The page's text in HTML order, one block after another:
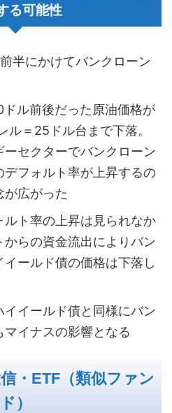
る可能性
半にかけてバンクローン
ドル前後だった原油価格が
ル＝25ドル台まで下落。
ーセクターでバンクローン
フォルト率が上昇するの
が広がった
ト率の上昇は見られなか
からの資金流出によりバン
ールド債の価格は下落し
イイールド債と同様にバン
イナスの影響となる
・ETF（類似ファン
ド）